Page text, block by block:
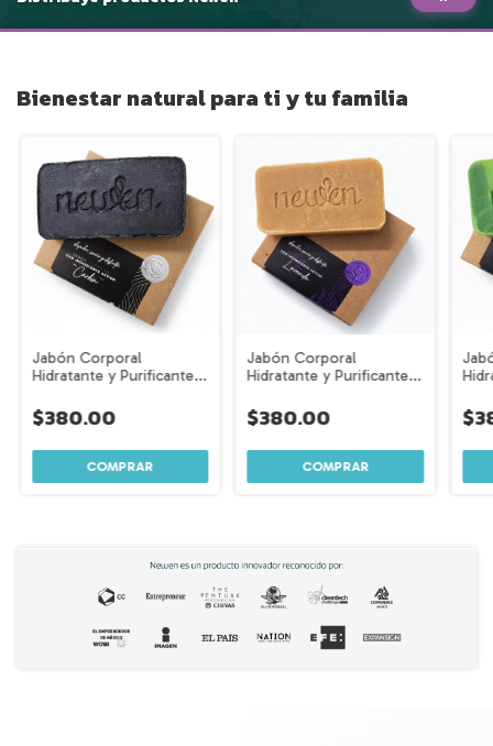
Bienestar natural para ti y tu familia
Jabón Corporal
Hidratante y Purificante
piezas.
$380.00
Jabón Corporal
Hidratante y Purificante
Lavanda – 4 piezas.
$380.00
4